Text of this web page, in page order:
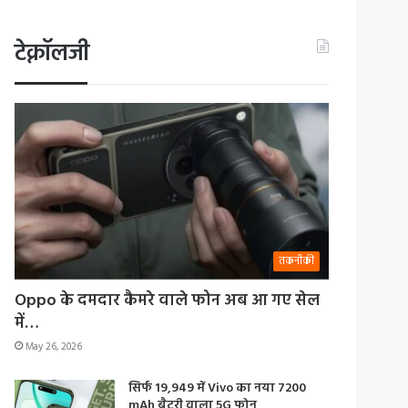
टेक्नॉलजी
तकनीकी
Oppo के दमदार कैमरे वाले फोन अब आ गए सेल
में…
May 26, 2026
सिर्फ 19,949 में Vivo का नया 7200